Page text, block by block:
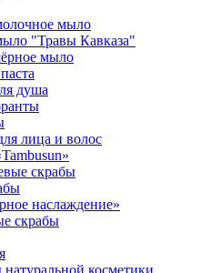
мыло
"Травы Кавказа"
мыло
душа
лица и волос
скрабы
наслаждение»
скрабы
косметики